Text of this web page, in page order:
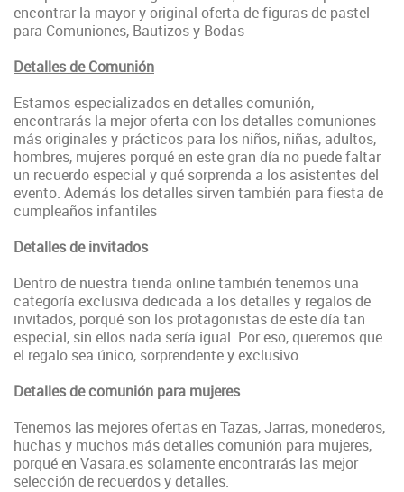
encontrar la mayor y original oferta de figuras de pastel
para Comuniones, Bautizos y Bodas
Detalles de Comunión
Estamos especializados en detalles comunión,
encontrarás la mejor oferta con los detalles comuniones
más originales y prácticos para los niños, niñas, adultos,
hombres, mujeres porqué en este gran día no puede faltar
un recuerdo especial y qué sorprenda a los asistentes del
evento. Además los detalles sirven también para fiesta de
cumpleaños infantiles
Detalles de invitados
Dentro de nuestra tienda online también tenemos una
categoría exclusiva dedicada a los detalles y regalos de
invitados, porqué son los protagonistas de este día tan
especial, sin ellos nada sería igual. Por eso, queremos que
el regalo sea único, sorprendente y exclusivo.
Detalles de comunión para mujeres
Tenemos las mejores ofertas en Tazas, Jarras, monederos,
huchas y muchos más detalles comunión para mujeres,
porqué en Vasara.es solamente encontrarás las mejor
selección de recuerdos y detalles.